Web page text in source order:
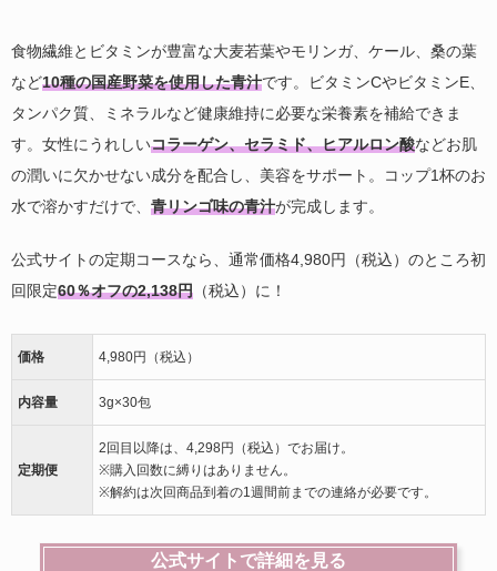
食物繊維とビタミンが豊富な大麦若葉やモリンガ、ケール、桑の葉
など10種の国産野菜を使用した青汁です。ビタミンCやビタミンE、
タンパク質、ミネラルなど健康維持に必要な栄養素を補給できま
す。女性にうれしいコラーゲン、セラミド、ヒアルロン酸などお肌
の潤いに欠かせない成分を配合し、美容をサポート。コップ1杯のお
水で溶かすだけで、 青リンゴ味の青汁が完成します。
公式サイトの定期コースなら、通常価格4,980円（税込）のところ初
回限定60％オフの2,138円 （税込）に！
価格 4,980円（税込）
内容量 3g×30包
定期便
2回目以降は、4,298円（税込）でお届け。
※購入回数に縛りはありません。
※解約は次回商品到着の1週間前までの連絡が必要です。
公式サイトで詳細を見る